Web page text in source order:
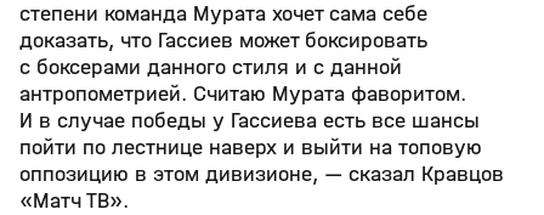
степени команда Мурата хочет сама себе
доказать, что Гассиев может боксировать
с боксерами данного стиля и с данной
антропометрией. Считаю Мурата фаворитом.
И в случае победы у Гассиева есть все шансы
пойти по лестнице наверх и выйти на топовую
оппозицию в этом дивизионе, — сказал Кравцов
«Матч ТВ».